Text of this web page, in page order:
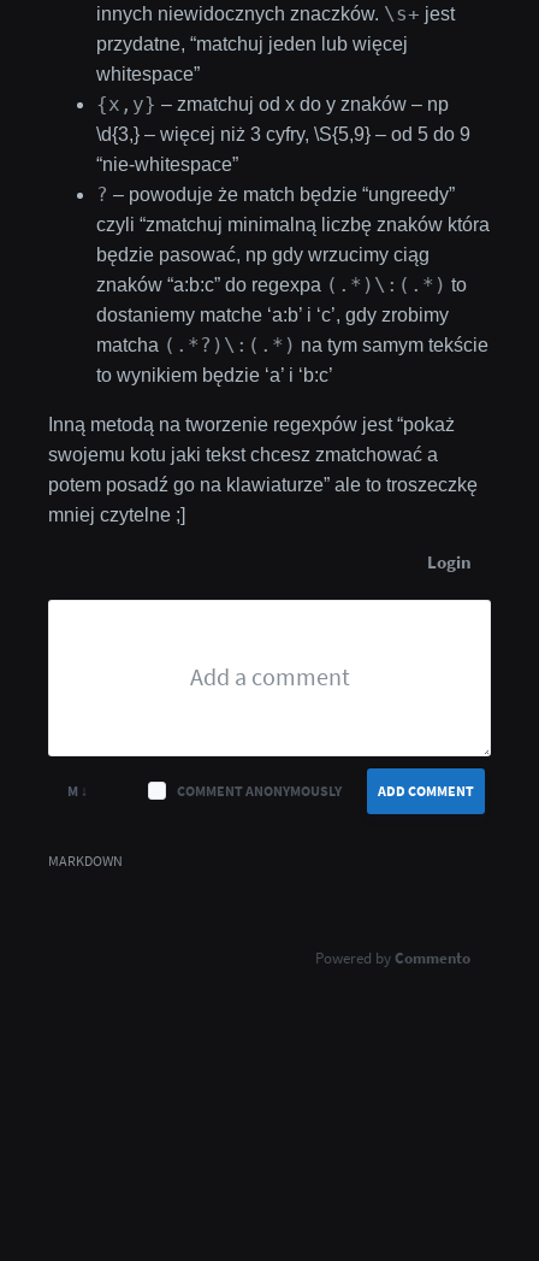
innych niewidocznych znaczków. \s+ jest
przydatne, “matchuj jeden lub więcej
whitespace”
{x,y} – zmatchuj od x do y znaków – np
\d{3,} – więcej niż 3 cyfry, \S{5,9} – od 5 do 9
“nie-whitespace”
? – powoduje że match będzie “ungreedy”
czyli “zmatchuj minimalną liczbę znaków która
będzie pasować, np gdy wrzucimy ciąg
znaków “a:b:c” do regexpa (.*)\:(.*) to
dostaniemy matche ‘a:b’ i ‘c’, gdy zrobimy
matcha (.*?)\:(.*) na tym samym tekście
to wynikiem będzie ‘a’ i ‘b:c’
Inną metodą na tworzenie regexpów jest “pokaż
swojemu kotu jaki tekst chcesz zmatchować a
potem posadź go na klawiaturze” ale to troszeczkę
mniej czytelne ;]
Login
ADD COMMENT
COMMENT ANONYMOUSLY
M ↓
MARKDOWN
Commento